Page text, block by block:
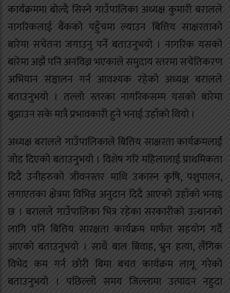
कार्यक्रममा बोल्दै सिस्ने गाउँपालिका अध्यक्ष कुमारी बरालले
नागरिकलाई बैंकको पहुँचमा ल्याउन बित्तिय साक्षरताको
बारेमा सचेतना जगाउनु पर्ने बताउनुभयो । नागरिक यसको
बारेमा अझै पनि अनविज्ञ भएकाले समुदाय स्तरमा सचेतिकरण
अभियान संञ्चालन गर्न आवश्यक रहेको अध्यक्ष बरालले
बताउनुभयो । तल्लो स्तरका नागरिकसम्म यसको बारेमा
बुझाउन सके मात्रै प्रभावकारी हुने भनाई उहाँको थियो ।
अध्यक्ष बरालले गाउँपालिकाले बित्तिय साक्षरता कार्यक्रमलाई
जोड दिएको बताउनुभयो । विशेष गरि महिलालाई प्राथमिकता
दिदै उनीहरुको जीवनस्तर माथि उकास्न कृषि, पशुपालन,
लगाएतका क्षेत्रमा विभिन्न अनुदान दिदै आएको उहाँको भनाइ
छ । बरालले गाउँपालिका भित्र रहेका सरकारीको उत्थानको
लागि पनि बित्तिय सारक्षता कार्यक्रम मार्फत सहयोग गर्दै
आएको बताउनुभयो । साथै बाल बिवाह, भ्रुन हत्या, लैंगिक
विभेद कम गर्न छोरी बिमा बचत कार्यक्रम लागू गरेको
बताउनुभयो । पछिल्लो समय जिल्लामा उत्पादन नहुदा